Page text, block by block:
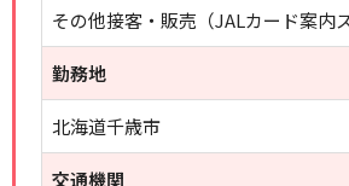
その他接客・販売（JALカード案内
勤務地
北海道千歳市
交通機関